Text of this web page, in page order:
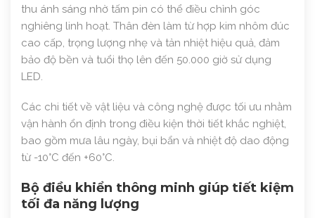
thu ánh sáng nhờ tấm pin có thể điều chỉnh góc
nghiêng linh hoạt. Thân đèn làm từ hợp kim nhôm đúc
cao cấp, trọng lượng nhẹ và tản nhiệt hiệu quả, đảm
bảo độ bền và tuổi thọ lên đến 50.000 giờ sử dụng
LED.
Các chi tiết về vật liệu và công nghệ được tối ưu nhằm
vận hành ổn định trong điều kiện thời tiết khắc nghiệt,
bao gồm mưa lâu ngày, bụi bẩn và nhiệt độ dao động
từ -10°C đến +60°C.
Bộ điều khiển thông minh giúp tiết kiệm
tối đa năng lượng